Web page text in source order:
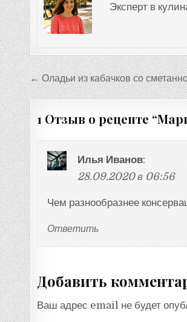
Эксперт в
Навигация
по
записям
← Оладьи из кабачков со
1 Отзыв о рецепте “
Илья Иванов:
28.09.2020 в 06:56
Чем разнообразнее
Ответить
Добавить
Ваш адрес email не будет